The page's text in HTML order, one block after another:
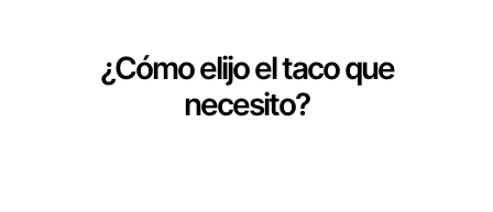
¿Cómo elijo el taco que
necesito?